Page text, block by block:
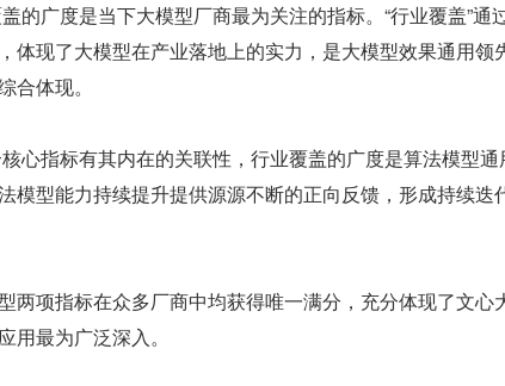
的广度是当下大模型厂商最为关注的指标。“行业覆盖”通
体现了大模型在产业落地上的实力，是大模型效果通用领
合体现。
核心指标有其内在的关联性，行业覆盖的广度是算法模型通
模型能力持续提升提供源源不断的正向反馈，形成持续迭
两项指标在众多厂商中均获得唯一满分，充分体现了文心
用最为广泛深入。